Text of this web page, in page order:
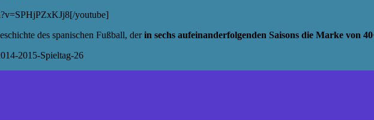
youtube]
des spanischen Fußball, derin sechs aufeinanderfolgenden Saisons die Marke von